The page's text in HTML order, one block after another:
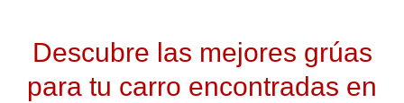
Descubre las mejores grúas
para tu carro encontradas en